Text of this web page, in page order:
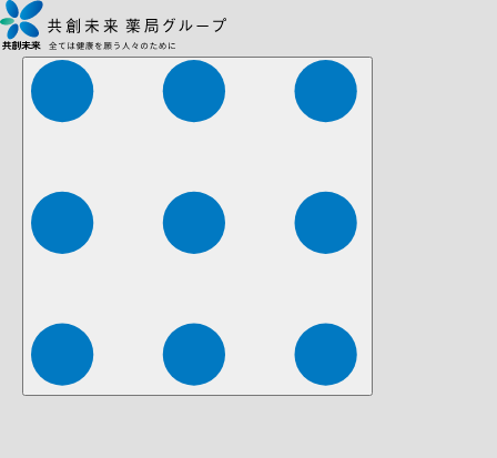
株式会社ファーマみらい 株式会社ストレチア